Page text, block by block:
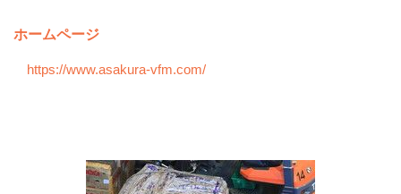
ホームページ
https://www.asakura-vfm.com/